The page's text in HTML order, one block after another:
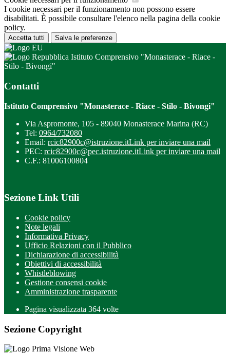
I cookie necessari per il funzionamento non possono essere
disabilitati. È possibile consultare l'elenco nella pagina della cookie
policy.
Accetta tutti Salva le preferenze
Istituto Comprensivo "Monasterace - Riace -
Stilo - Bivongi"
Contatti
Istituto Comprensivo "Monasterace - Riace - Stilo - Bivongi"
Via Aspromonte, 105 - 89040 Monasterace Marina (RC)
Tel: 0964/732080
Email: rcic82900c@istruzione.itLink per inviare una mail
PEC: rcic82900c@pec.istruzione.itLink per inviare una mail
C.F.: 81006100804
Sezione Link Utili
Cookie policy
Note legali
Informativa Privacy
Ufficio Relazioni con il Pubblico
Dichiarazione di accessibilità
Obiettivi di accessibilità
Whistleblowing
Gestione consensi cookie
Amministrazione trasparente
Pagina visualizzata 364 volte
Sezione Copyright